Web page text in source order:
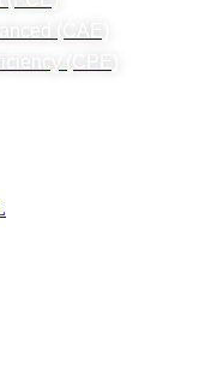
(CAE)
(CPE)